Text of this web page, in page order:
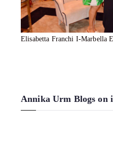
Elisabetta Franchi I-Marbella
Annika Urm Blogs on